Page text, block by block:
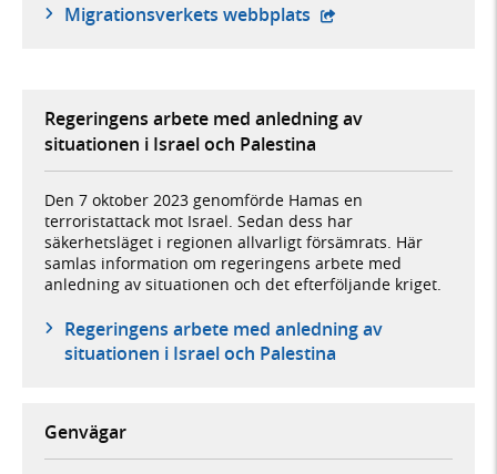
Migrationsverkets webbplats - öppnas i ny flik,
Regeringens arbete med anledning av
situationen i Israel och Palestina
Den 7 oktober 2023 genomförde Hamas en
terroristattack mot Israel. Sedan dess har
säkerhetsläget i regionen allvarligt försämrats. Här
samlas information om regeringens arbete med
anledning av situationen och det efterföljande kriget.
Regeringens arbete med anledning av
situationen i Israel och Palestina
Genvägar